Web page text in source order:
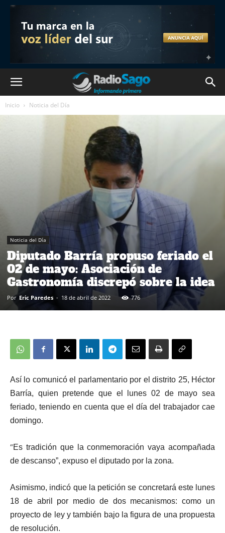
Inicio Noticia del Día
Noticia del Día
Diputado Barría propuso feriado el
02 de mayo: Asociación de
Gastronomía discrepó sobre la idea
Por Eric Paredes - 18 de abril de 2022 776
Así lo comunicó el parlamentario por el distrito 25, Héctor
Barría, quien pretende que el lunes 02 de mayo sea
feriado, teniendo en cuenta que el día del trabajador cae
domingo.
“Es tradición que la conmemoración vaya acompañada
de descanso”, expuso el diputado por la zona.
Asimismo, indicó que la petición se concretará este lunes
18 de abril por medio de dos mecanismos: como un
proyecto de ley y también bajo la figura de una propuesta
de resolución.